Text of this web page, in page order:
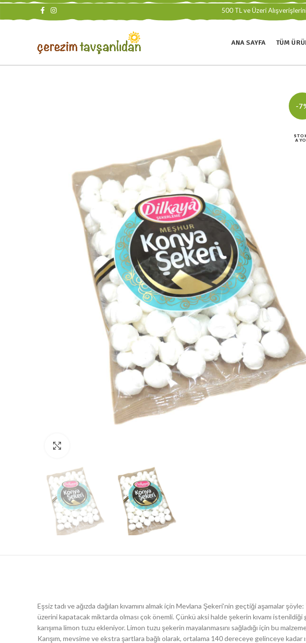
500 TL ve Üzeri
ANA SAYFA TÜM
-
A
Eşsiz tadı ve ağızda dağılan kıvamını almak için Mevlana Şekeri’nin geçtiği aşamalar
üzerini kapatacak miktarda olması çok önemli. Çünkü aksi halde şekerin kıvamı istenildiği
karışıma limon tuzu ekleniyor. Limon tuzu şekerin mayalanmasını sağladığı için bu
Karışım, mevsime ve ekstra şartlara bağlı olarak, ortalama 140 dereceye gelinceye kadar